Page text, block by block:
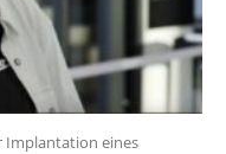
Implantation eines